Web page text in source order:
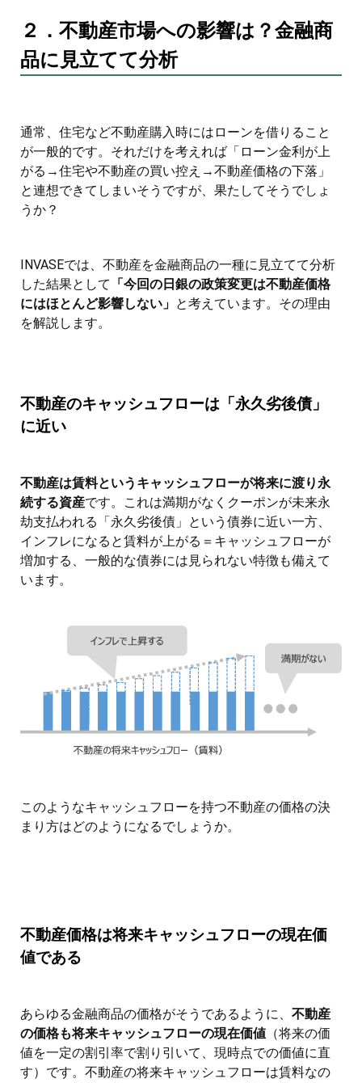
２．不動産市場への影響は？金融商
品に見立てて分析
通常、住宅など不動産購入時にはローンを借りること
が一般的です。それだけを考えれば「ローン金利が上
がる→住宅や不動産の買い控え→不動産価格の下落」
と連想できてしまいそうですが、果たしてそうでしょ
うか？
INVASEでは、不動産を金融商品の一種に見立てて分析
した結果として 「今回の日銀の政策変更は不動産価格
にはほとんど影響しない」 と考えています。その理由
を解説します。
不動産のキャッシュフローは「永久劣後債」
に近い
不動産は賃料というキャッシュフローが将来に渡り永
続する資産です。これは満期がなくクーポンが未来永
劫支払われる「永久劣後債」という債券に近い一方、
インフレになると賃料が上がる＝キャッシュフローが
増加する、一般的な債券には見られない特徴も備えて
います。
このようなキャッシュフローを持つ不動産の価格の決
まり方はどのようになるでしょうか。
不動産価格は将来キャッシュフローの現在価
値である
あらゆる金融商品の価格がそうであるように、 不動産
の価格も将来キャッシュフローの現在価値 （将来の価
値を一定の割引率で割り引いて、現時点での価値に直
す）です。不動産の将来キャッシュフローは賃料なの